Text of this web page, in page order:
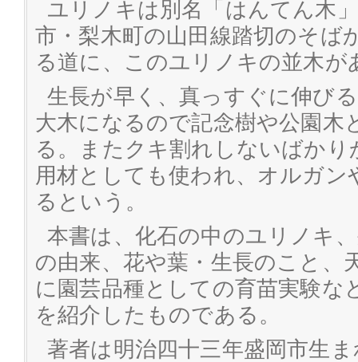
ユリノキは別名「はんてん木
市・梨木町の山田線踏切のそば
る道に、このユリノキの並木が
生長が早く、真っすぐに伸び
大木になるので記念樹や公園木
る。またクキ割れしないばか
用材としても使われ、オルガ
るという。
本書は、化石の中のユリノキ
の由来、花や葉・生長のこと、
に園芸品種としての育苗実験な
を紹介したものである。
著者は明治四十三年盛岡市生